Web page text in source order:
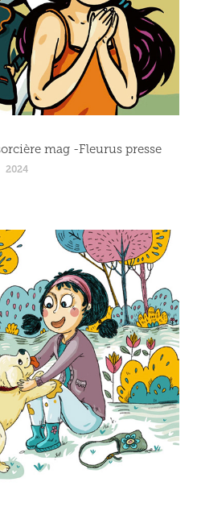
mag -Fleurus presse
2024